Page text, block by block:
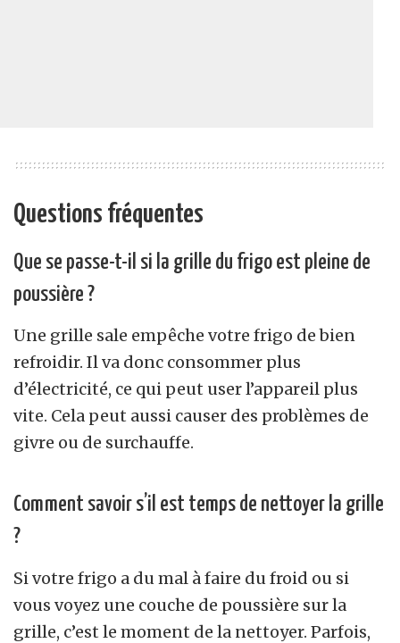
Questions fréquentes
Que se passe-t-il si la grille du frigo est pleine de
poussière ?
Une grille sale empêche votre frigo de bien
refroidir. Il va donc consommer plus
d’électricité, ce qui peut user l’appareil plus
vite. Cela peut aussi causer des problèmes de
givre ou de surchauffe.
Comment savoir s’il est temps de nettoyer la grille
?
Si votre frigo a du mal à faire du froid ou si
vous voyez une couche de poussière sur la
grille, c’est le moment de la nettoyer. Parfois,